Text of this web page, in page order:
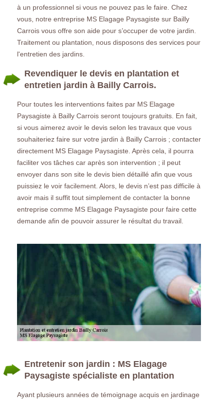
à un professionnel si vous ne pouvez pas le faire. Chez
vous, notre entreprise MS Elagage Paysagiste sur Bailly
Carrois vous offre son aide pour s’occuper de votre jardin.
Traitement ou plantation, nous disposons des services pour
l'entretien des jardins.
Revendiquer le devis en plantation et
entretien jardin à Bailly Carrois.
Pour toutes les interventions faites par MS Elagage
Paysagiste à Bailly Carrois seront toujours gratuits. En fait,
si vous aimerez avoir le devis selon les travaux que vous
souhaiteriez faire sur votre jardin à Bailly Carrois ; contacter
directement MS Elagage Paysagiste. Après cela, il pourra
faciliter vos tâches car après son intervention ; il peut
envoyer dans son site le devis bien détaillé afin que vous
puissiez le voir facilement. Alors, le devis n’est pas difficile à
avoir mais il suffit tout simplement de contacter la bonne
entreprise comme MS Elagage Paysagiste pour faire cette
demande afin de pouvoir assurer le résultat du travail.
Entretenir son jardin : MS Elagage
Paysagiste spécialiste en plantation
Ayant plusieurs années de témoignage acquis en jardinage